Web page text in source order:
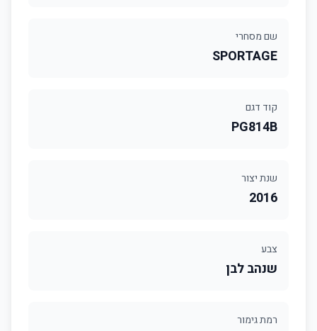
שם מסחרי
SPORTAGE
קוד דגם
PG814B
שנת יצור
2016
צבע
שנהב לבן
רמת גימור